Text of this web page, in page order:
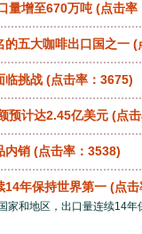
量增至670万吨 (点击率
的五大咖啡出口国之一 (
临挑战 (点击率：3675)
预计达2.45亿美元 (点
内销 (点击率：3538)
14年保持世界第一 (点击
家和地区，出口量连续14